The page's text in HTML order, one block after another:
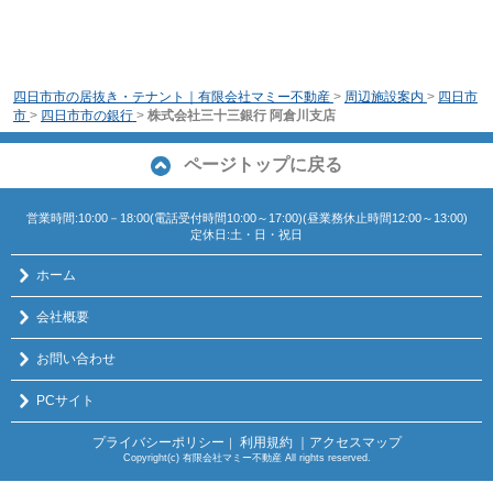
四日市市の居抜き・テナント｜有限会社マミー不動産 > 周辺施設案内 > 四日市
市 > 四日市市の銀行 > 株式会社三十三銀行 阿倉川支店
ページトップに戻る
営業時間:10:00－18:00(電話受付時間10:00～17:00)(昼業務休止時間12:00～13:00)
定休日:土・日・祝日
ホーム
会社概要
お問い合わせ
PCサイト
プライバシーポリシー ｜ 利用規約 ｜アクセスマップ
Copyright(c) 有限会社マミー不動産 All rights reserved.